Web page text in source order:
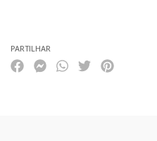
PARTILHAR